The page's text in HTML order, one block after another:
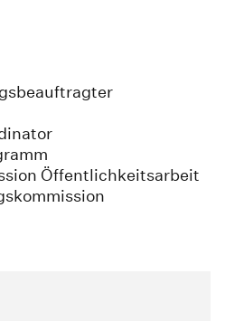
Öffentlichkeitsarbeit